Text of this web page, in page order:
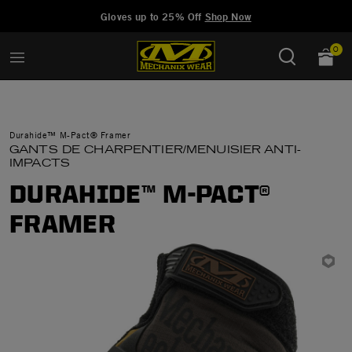
Gloves up to 25% Off Shop Now
0
Durahide™ M-Pact® Framer
GANTS DE CHARPENTIER/MENUISIER ANTI-
IMPACTS
DURAHIDE™ M-PACT®
FRAMER
Manage Wishlist